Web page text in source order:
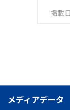
掲載
メディアデータ